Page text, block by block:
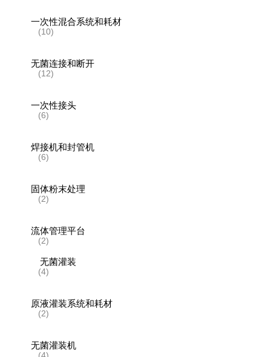
一次性混合系统和耗材
(10)
无菌连接和断开
(12)
一次性接头
(6)
焊接机和封管机
(6)
固体粉末处理
(2)
流体管理平台
(2)
无菌灌装
(4)
原液灌装系统和耗材
(2)
无菌灌装机